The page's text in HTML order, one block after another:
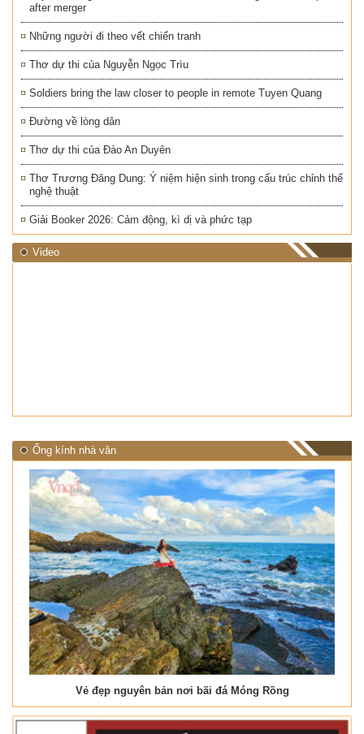
after merger
Những người đi theo vết chiến tranh
Thơ dự thi của Nguyễn Ngọc Trìu
Soldiers bring the law closer to people in remote Tuyen Quang
Đường về lòng dân
Thơ dự thi của Đào An Duyên
Thơ Trương Đăng Dung: Ý niệm hiện sinh trong cấu trúc chỉnh thể
nghệ thuật
Giải Booker 2026: Cảm động, kì dị và phức tạp
Video
Ống kính nhà văn
Vẻ đẹp nguyên bản nơi bãi đá Móng Rồng